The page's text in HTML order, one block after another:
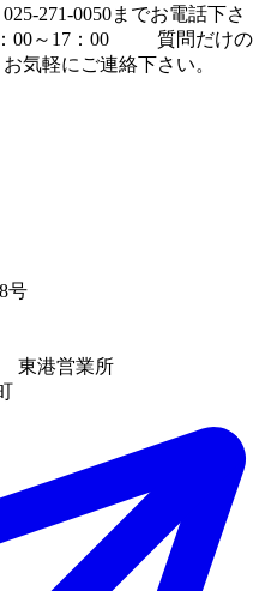
271-0050までお電話下さ
00～17：00 質問だけの
お気軽にご連絡下さい。
号
東港営業所